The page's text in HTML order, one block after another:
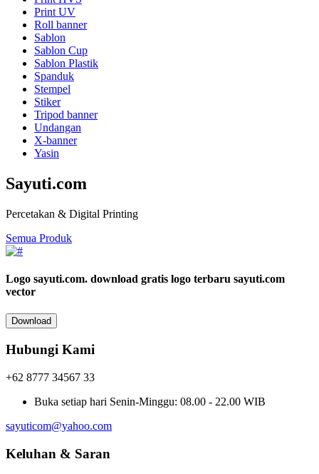
Print UV
Roll banner
Sablon
Sablon Cup
Sablon Plastik
Spanduk
Stempel
Stiker
Tripod banner
Undangan
X-banner
Yasin
Sayuti.com
Percetakan & Digital Printing
Semua Produk
Logo sayuti.com. download gratis logo terbaru sayuti.com
vector
Download
Hubungi Kami
+62 8777 34567 33
Buka setiap hari Senin-Minggu: 08.00 - 22.00 WIB
sayuticom@yahoo.com
Keluhan & Saran